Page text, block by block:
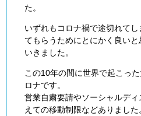
た。
いずれもコロナ禍で途切れて
てもらうためにとにかく良い
いきました。
この10年の間に世界で起こっ
ロナです。
営業自粛要請やソーシャルデ
えての移動制限などありました